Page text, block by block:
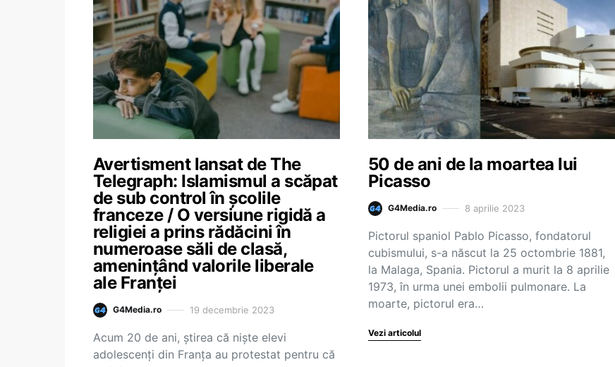
Avertisment lansat de The
Telegraph: Islamismul a scăpat
de sub control în școlile
franceze / O versiune rigidă a
religiei a prins rădăcini în
numeroase săli de clasă,
amenințând valorile liberale
ale Franței
G4Media.ro 19 decembrie 2023
Acum 20 de ani, știrea că niște elevi
adolescenți din Franța au protestat pentru că
50 de ani de la moartea lui
Picasso
G4Media.ro 8 aprilie 2023
Pictorul spaniol Pablo Picasso, fondatorul
cubismului, s-a născut la 25 octombrie 1881,
la Malaga, Spania. Pictorul a murit la 8 aprilie
1973, în urma unei embolii pulmonare. La
moarte, pictorul era…
Vezi articolul